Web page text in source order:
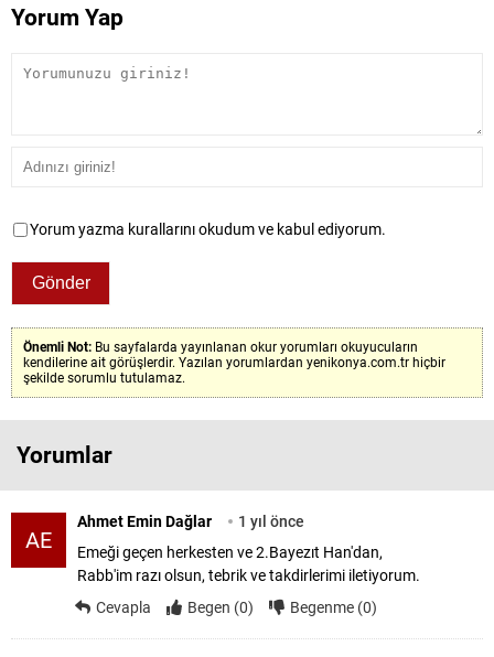
Yorum Yap
Yorum yazma kurallarını okudum ve kabul ediyorum.
Önemli Not: Bu sayfalarda yayınlanan okur yorumları okuyucuların
kendilerine ait görüşlerdir. Yazılan yorumlardan yenikonya.com.tr hiçbir
şekilde sorumlu tutulamaz.
Yorumlar
AE
Ahmet Emin Dağlar
1 yıl önce
Emeği geçen herkesten ve 2.Bayezıt Han'dan,
Rabb'im razı olsun, tebrik ve takdirlerimi iletiyorum.
Cevapla
Begen (0) Begenme (0)